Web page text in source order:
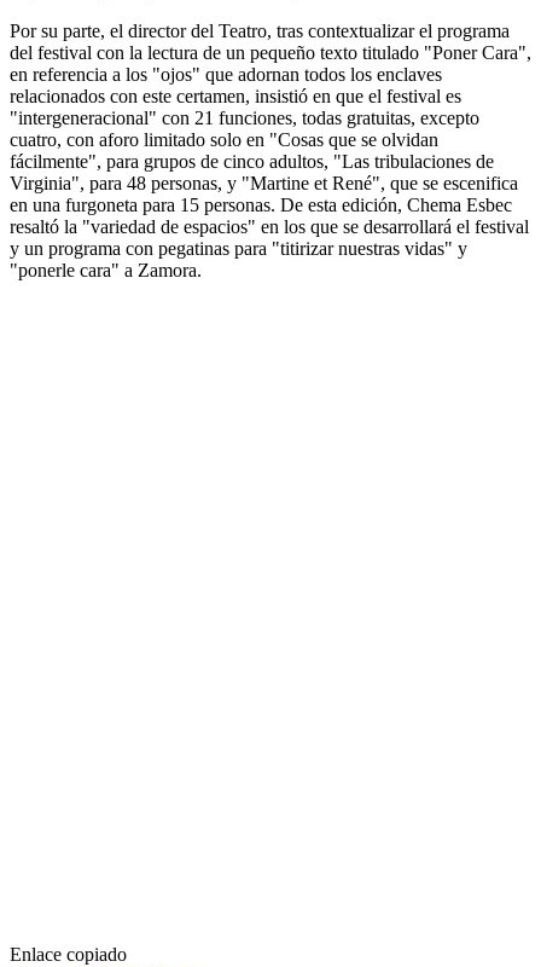
Por su parte, el director del Teatro, tras contextualizar el programa
del festival con la lectura de un pequeño texto titulado "Poner Cara",
en referencia a los "ojos" que adornan todos los enclaves
relacionados con este certamen, insistió en que el festival es
"intergeneracional" con 21 funciones, todas gratuitas, excepto
cuatro, con aforo limitado solo en "Cosas que se olvidan
fácilmente", para grupos de cinco adultos, "Las tribulaciones de
Virginia", para 48 personas, y "Martine et René", que se escenifica
en una furgoneta para 15 personas. De esta edición, Chema Esbec
resaltó la "variedad de espacios" en los que se desarrollará el festival
y un programa con pegatinas para "titirizar nuestras vidas" y
"ponerle cara" a Zamora.
Enlace copiado